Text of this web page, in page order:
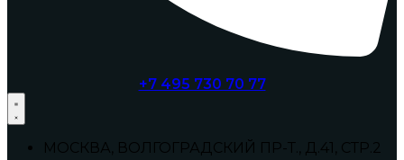
+7 495 730 70 77
МОСКВА, ВОЛГОГРАДСКИЙ ПР-Т., Д.41, СТР.2